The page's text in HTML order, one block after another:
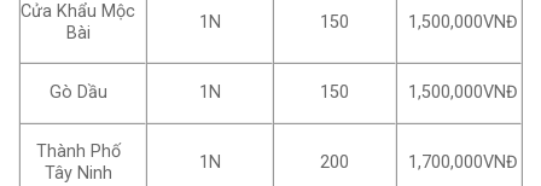
Cửa Khẩu Mộc
Bài
1N 150 1,500,000VNĐ
Gò Dầu 1N 150 1,500,000VNĐ
Thành Phố
Tây Ninh
1N 200 1,700,000VNĐ